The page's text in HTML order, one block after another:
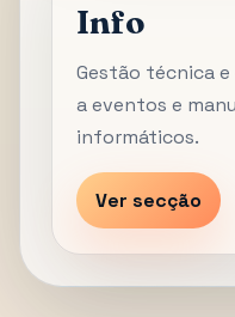
Info
Gestão técnica
a eventos e
informáticos.
Ver secção